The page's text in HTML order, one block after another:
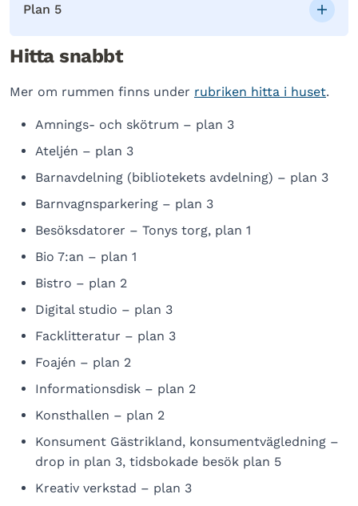
Plan 5
Hitta snabbt
Mer om rummen finns under rubriken hitta i huset.
Amnings- och skötrum – plan 3
Ateljén – plan 3
Barnavdelning (bibliotekets avdelning) – plan 3
Barnvagnsparkering – plan 3
Besöksdatorer – Tonys torg, plan 1
Bio 7:an – plan 1
Bistro – plan 2
Digital studio – plan 3
Facklitteratur – plan 3
Foajén – plan 2
Informationsdisk – plan 2
Konsthallen – plan 2
Konsument Gästrikland, konsumentvägledning –
drop in plan 3, tidsbokade besök plan 5
Kreativ verkstad – plan 3